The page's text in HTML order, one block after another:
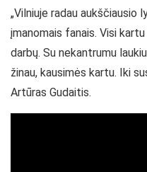
„Vilniuje radau aukščiausio
įmanomais fanais. Visi
darbų. Su nekantrumu
žinau, kausimės kartu. Iki
Artūras Gudaitis.